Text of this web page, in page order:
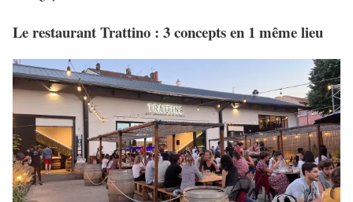
Le restaurant Trattino : 3 concepts en 1 même lieu